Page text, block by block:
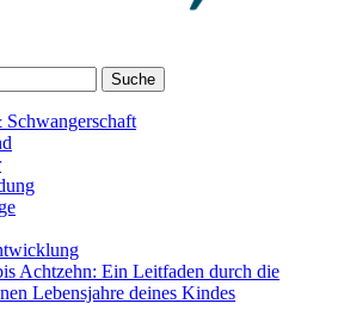
Achtzehn: Ein Leitfaden durch die
Lebensjahre deines Kindes